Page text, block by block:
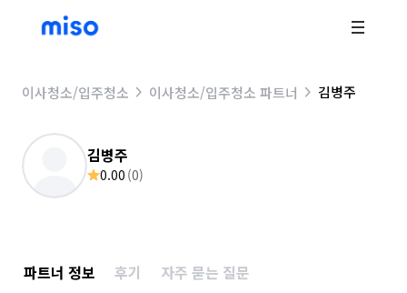
이사청소/입주청소 이사청소/입주청소 파트너 김병주
김병주
0.00 (0)
파트너 정보 후기 자주 묻는 질문